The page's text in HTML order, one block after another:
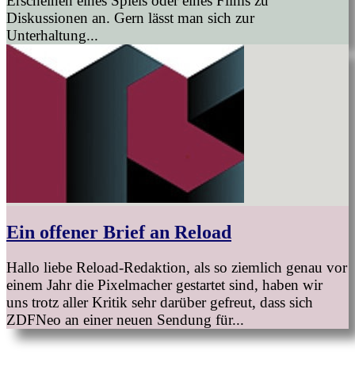
Diskussionen an. Gern lässt man sich zur
Unterhaltung...
Ein offener Brief an Reload
Hallo liebe Reload-Redaktion, als so ziemlich genau vor
einem Jahr die Pixelmacher gestartet sind, haben wir
uns trotz aller Kritik sehr darüber gefreut, dass sich
ZDFNeo an einer neuen Sendung für...